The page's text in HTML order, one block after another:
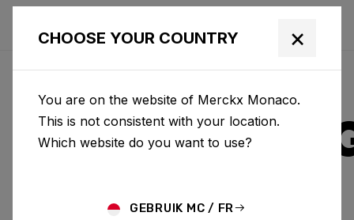
ALUMINIUM
CHOOSE YOUR COUNTRY ×
You are on the website of Merckx Monaco.
This is not consistent with your location.
Which website do you want to use?
GEBRUIK MC / FR